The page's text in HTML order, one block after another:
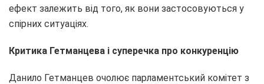
ефект залежить від того, як вони застосовуються у
спірних ситуаціях.
Критика Гетманцева і суперечка про конкуренцію
Данило Гетманцев очолює парламентський комітет з